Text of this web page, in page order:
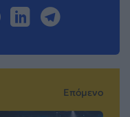
Επόμενο